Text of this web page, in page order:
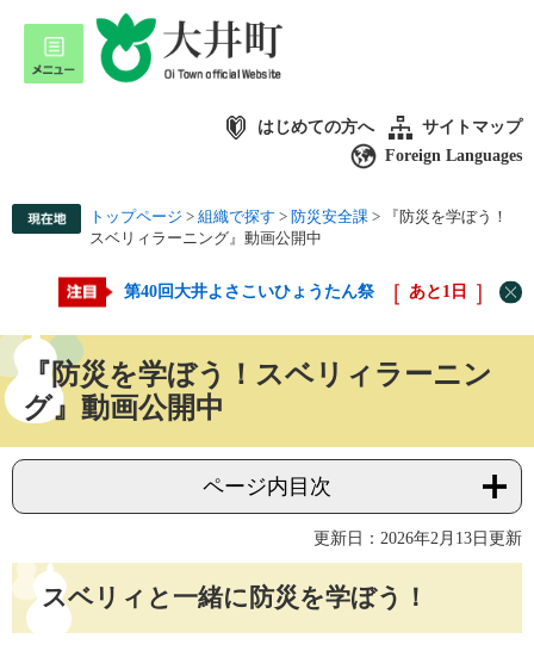
はじめての方へ
サイトマップ
Foreign Languages
トップページ > 組織で探す > 防災安全課 >
『防災を学ぼう！
スベリィラーニング』動画公開中
第40回大井よさこいひょうたん祭 あと 1 日
『防災を学ぼう！スベリィラーニン
グ』動画公開中
ページ内目次
更新日：2026年2月13日更新
スベリィと一緒に防災を学ぼう！